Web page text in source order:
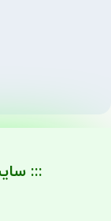
:::